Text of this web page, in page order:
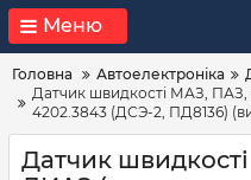
Меню
Головна Автоелектроніка
Датчик швидкості МАЗ,
4202.3843 (ДСЭ-2, ПД8136)
Датчик